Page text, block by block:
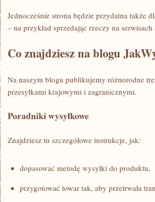
Jednocześnie strona będzie przydatna także
– na przykład sprzedając rzeczy na
Co znajdziesz na blogu
Na naszym blogu publikujemy różnorodne
przesyłkami krajowymi i zagranicznymi.
Poradniki wysyłkowe
Znajdziesz tu szczegółowe instrukcje, jak:
dopasować metodę wysyłki do produktu,
przygotować towar tak, aby przetrwała